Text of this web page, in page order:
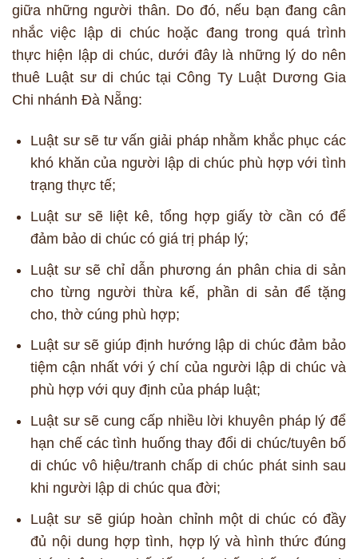
giữa những người thân. Do đó, nếu bạn đang cân
nhắc việc lập di chúc hoặc đang trong quá trình
thực hiện lập di chúc, dưới đây là những lý do nên
thuê Luật sư di chúc tại Công Ty Luật Dương Gia
Chi nhánh Đà Nẵng:
Luật sư sẽ tư vấn giải pháp nhằm khắc phục các
khó khăn của người lập di chúc phù hợp với tình
trạng thực tế;
Luật sư sẽ liệt kê, tổng hợp giấy tờ cần có để
đảm bảo di chúc có giá trị pháp lý;
Luật sư sẽ chỉ dẫn phương án phân chia di sản
cho từng người thừa kế, phần di sản để tặng
cho, thờ cúng phù hợp;
Luật sư sẽ giúp định hướng lập di chúc đảm bảo
tiệm cận nhất với ý chí của người lập di chúc và
phù hợp với quy định của pháp luật;
Luật sư sẽ cung cấp nhiều lời khuyên pháp lý để
hạn chế các tình huống thay đổi di chúc/tuyên bố
di chúc vô hiệu/tranh chấp di chúc phát sinh sau
khi người lập di chúc qua đời;
Luật sư sẽ giúp hoàn chỉnh một di chúc có đầy
đủ nội dung hợp tình, hợp lý và hình thức đúng